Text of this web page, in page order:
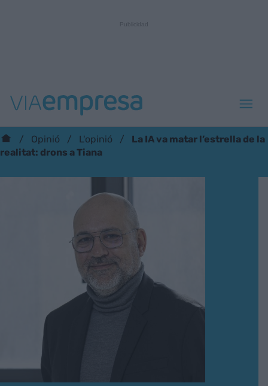
Opinió L'opinió
La IA va matar l’estrella de la
realitat: drons a Tiana